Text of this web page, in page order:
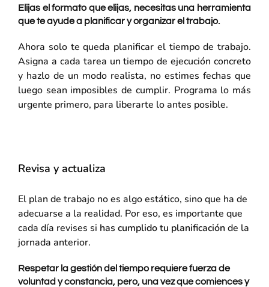
Elijas el formato que elijas, necesitas una herramienta
que te ayude a planificar y organizar el trabajo.
Ahora solo te queda planificar el tiempo de trabajo.
Asigna a cada tarea un tiempo de ejecución concreto
y hazlo de un modo realista, no estimes fechas que
luego sean imposibles de cumplir. Programa lo más
urgente primero, para liberarte lo antes posible.
Revisa y actualiza
El plan de trabajo no es algo estático, sino que ha de
adecuarse a la realidad. Por eso, es importante que
cada día revises si has cumplido tu planificaciónde la
jornada anterior.
Respetar la gestión del tiemporequiere fuerza de
voluntad y constancia, pero, una vez que comiences y